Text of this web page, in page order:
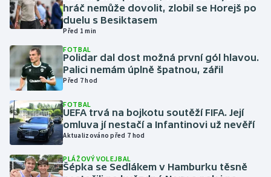
Házená
Jezdectví
Judo
Krasobruslení
Lezení
Lyže a snowboard
hráč nemůže dovolit, zlobil se Horejš po
duelu s Besiktasem
Před 1 min
FOTBAL
Polidar dal dost možná první gól hlavou.
Palici nemám úplně špatnou, zářil
Před 7 hod
FOTBAL
UEFA trvá na bojkotu soutěží FIFA. Její
omluva jí nestačí a Infantinovi už nevěří
Aktualizováno před 7 hod
PLÁŽOVÝ VOLEJBAL
Šépka se Sedlákem v Hamburku těsně